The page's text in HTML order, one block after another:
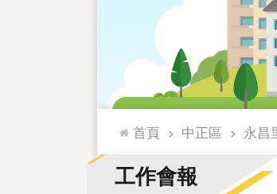
::: 首頁 中正區 永昌
工作會報